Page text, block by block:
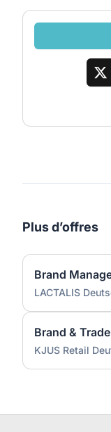
Plus d’offres
LACTALIS
Brand &
KJUS Retail